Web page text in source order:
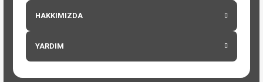
HAKKIMIZDA
YARDIM